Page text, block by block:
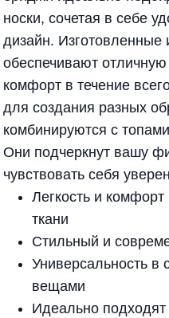
носки, сочетая в себе
дизайн. Изготовленные
обеспечивают
комфорт в течение
для создания разных
комбинируются с
Они подчеркнут вашу
чувствовать себя
Легкость и
ткани
Стильный и
Универсальность в
вещами
Идеально